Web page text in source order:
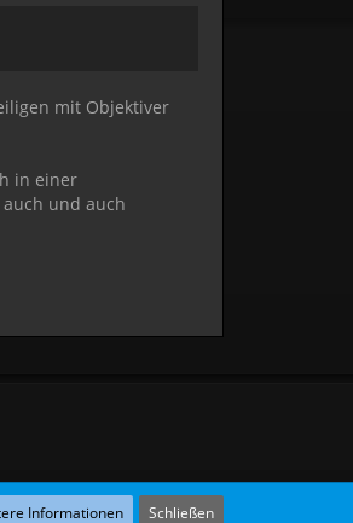
mit Objektiver
in einer
und auch
Informationen Schließen